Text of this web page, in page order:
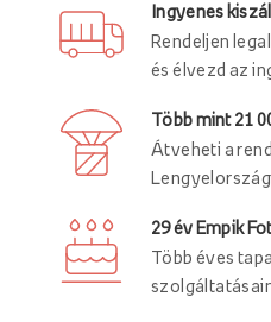
Ingyenes
Rendeljen
és élvezd az
Több mint 21
Átveheti a
29 év Empik
Több éves